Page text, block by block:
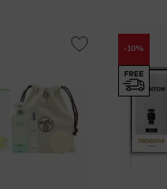
-10%